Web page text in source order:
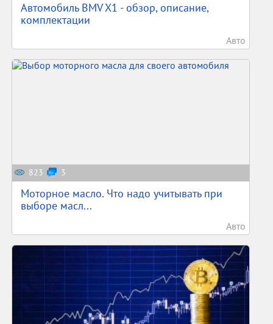
Автомобиль BMV X1 - обзор, описание,
комплектации
Авто
823 3
Моторное масло. Что надо учитывать при
выборе масл...
Авто